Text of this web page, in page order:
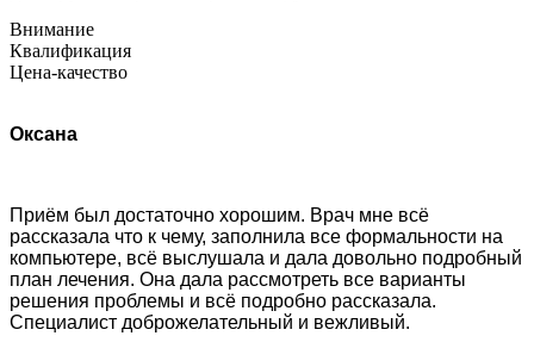
Внимание
Квалификация
Цена-качество
Оксана
Приём был достаточно хорошим. Врач мне всё
рассказала что к чему, заполнила все формальности на
компьютере, всё выслушала и дала довольно подробный
план лечения. Она дала рассмотреть все варианты
решения проблемы и всё подробно рассказала.
Специалист доброжелательный и вежливый.